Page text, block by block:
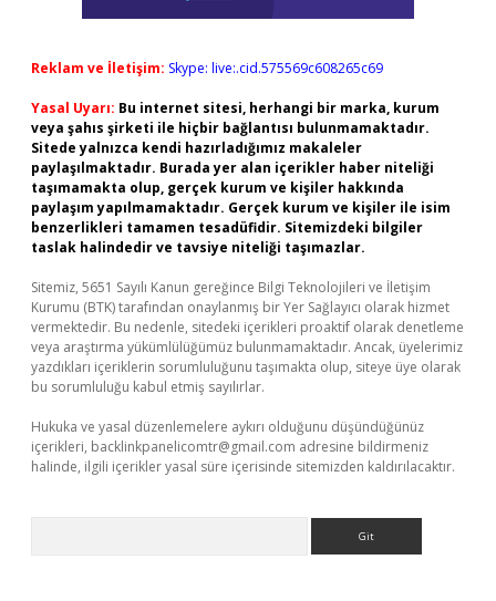
Reklam ve İletişim: Skype: live:.cid.575569c608265c69
Yasal Uyarı: Bu internet sitesi, herhangi bir marka, kurum
veya şahıs şirketi ile hiçbir bağlantısı bulunmamaktadır.
Sitede yalnızca kendi hazırladığımız makaleler
paylaşılmaktadır. Burada yer alan içerikler haber niteliği
taşımamakta olup, gerçek kurum ve kişiler hakkında
paylaşım yapılmamaktadır. Gerçek kurum ve kişiler ile isim
benzerlikleri tamamen tesadüfidir. Sitemizdeki bilgiler
taslak halindedir ve tavsiye niteliği taşımazlar.
Sitemiz, 5651 Sayılı Kanun gereğince Bilgi Teknolojileri ve İletişim
Kurumu (BTK) tarafından onaylanmış bir Yer Sağlayıcı olarak hizmet
vermektedir. Bu nedenle, sitedeki içerikleri proaktif olarak denetleme
veya araştırma yükümlülüğümüz bulunmamaktadır. Ancak, üyelerimiz
yazdıkları içeriklerin sorumluluğunu taşımakta olup, siteye üye olarak
bu sorumluluğu kabul etmiş sayılırlar.
Hukuka ve yasal düzenlemelere aykırı olduğunu düşündüğünüz
içerikleri, backlinkpanelicomtr@gmail.com adresine bildirmeniz
halinde, ilgili içerikler yasal süre içerisinde sitemizden kaldırılacaktır.